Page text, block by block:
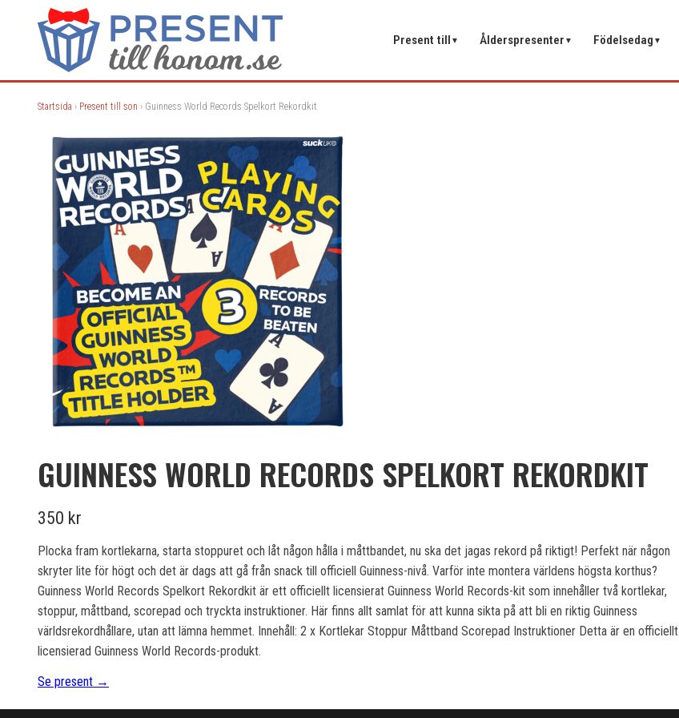
Present till ▼ Ålderspresenter ▼ Födelsedag ▼
Startsida › Present till son › Guinness World Records Spelkort Rekordkit
GUINNESS WORLD RECORDS SPELKORT REKORDKIT
350 kr
Plocka fram kortlekarna, starta stoppuret och låt någon hålla i måttbandet, nu ska det jagas rekord på riktigt! Perfekt när någon
skryter lite för högt och det är dags att gå från snack till officiell Guinness-nivå. Varför inte montera världens högsta korthus?
Guinness World Records Spelkort Rekordkit är ett officiellt licensierat Guinness World Records-kit som innehåller två kortlekar,
stoppur, måttband, scorepad och tryckta instruktioner. Här finns allt samlat för att kunna sikta på att bli en riktig Guinness
världsrekordhållare, utan att lämna hemmet. Innehåll: 2 x Kortlekar Stoppur Måttband Scorepad Instruktioner Detta är en officiellt
licensierad Guinness World Records-produkt.
Se present →